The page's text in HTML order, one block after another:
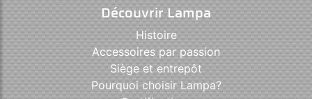
Découvrir Lampa
Histoire
Accessoires par passion
Siège et entrepôt
Pourquoi choisir Lampa?